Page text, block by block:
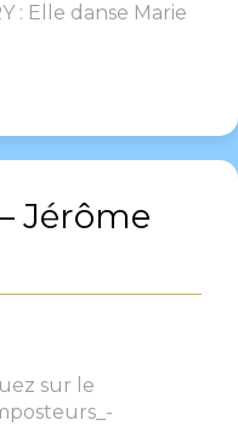
: Elle danse Marie
Jérôme
sur le